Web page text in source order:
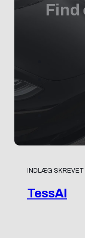
Find
INDLÆG SKREVET
TessAI